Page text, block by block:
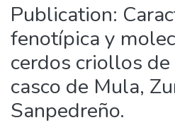
Publication:
fenotípica y
cerdos criollos
casco de Mula,
Sanpedreño.